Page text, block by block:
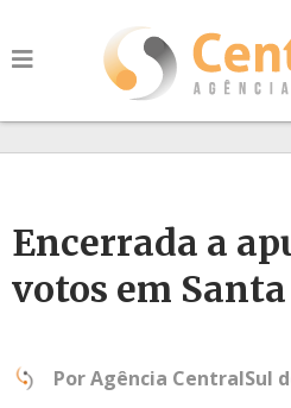
Encerrada a
votos em
PorAgência CentralSul